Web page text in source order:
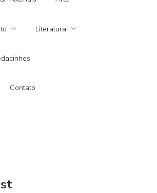
Literatura
Contato